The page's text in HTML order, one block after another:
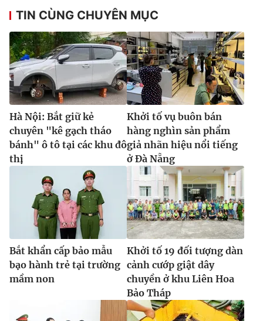
TIN CÙNG CHUYÊN MỤC
Hà Nội: Bắt giữ kẻ
chuyên "kê gạch tháo
bánh" ô tô tại các khu đô
thị
Khởi tố vụ buôn bán
hàng nghìn sản phẩm
giả nhãn hiệu nổi tiếng
ở Đà Nẵng
Bắt khẩn cấp bảo mẫu
bạo hành trẻ tại trường
mầm non
Khởi tố 19 đối tượng dàn
cảnh cướp giật dây
chuyền ở khu Liên Hoa
Bảo Tháp